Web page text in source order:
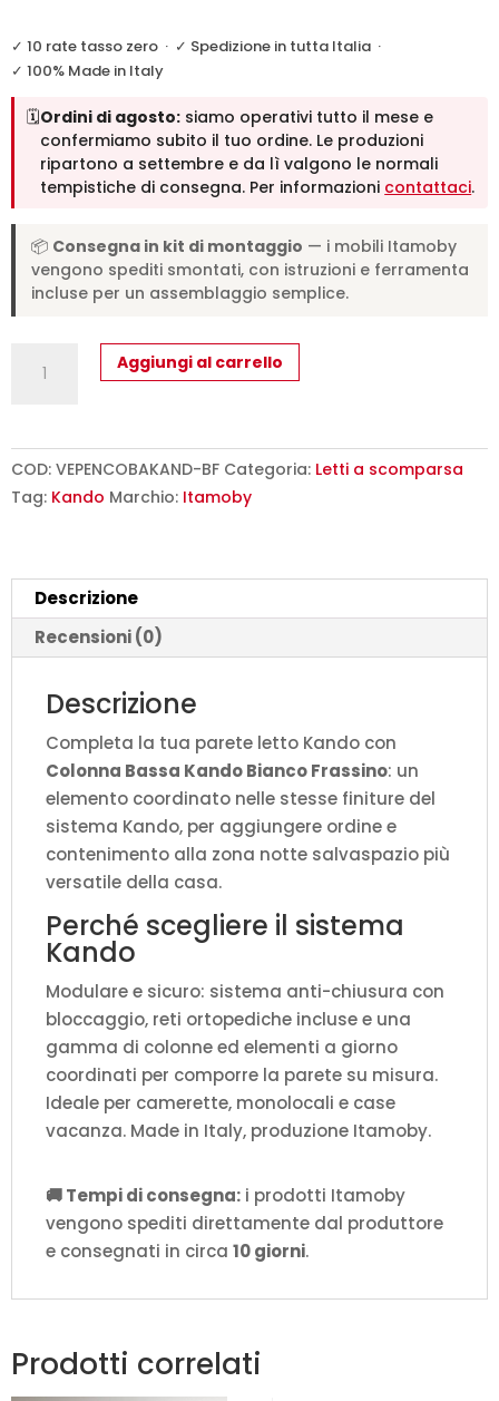
✓ 10 rate tasso zero · ✓ Spedizione in tutta Italia ·
✓ 100% Made in Italy
🗓️Ordini di agosto: siamo operativi tutto il mese e
confermiamo subito il tuo ordine. Le produzioni
ripartono a settembre e da lì valgono le normali
tempistiche di consegna. Per informazioni contattaci.
📦 Consegna in kit di montaggio — i mobili Itamoby
vengono spediti smontati, con istruzioni e ferramenta
incluse per un assemblaggio semplice.
Bassa
Frassino
L.
H.97
cm
quantità
Aggiungi al carrello
COD: VEPENCOBAKAND-BF Categoria: Letti a scomparsa
Tag: Kando Marchio: Itamoby
Descrizione
Recensioni (0)
Descrizione
Completa la tua parete letto Kando con
Colonna Bassa Kando Bianco Frassino: un
elemento coordinato nelle stesse finiture del
sistema Kando, per aggiungere ordine e
contenimento alla zona notte salvaspazio più
versatile della casa.
Perché scegliere il sistema
Kando
Modulare e sicuro: sistema anti-chiusura con
bloccaggio, reti ortopediche incluse e una
gamma di colonne ed elementi a giorno
coordinati per comporre la parete su misura.
Ideale per camerette, monolocali e case
vacanza. Made in Italy, produzione Itamoby.
🚚 Tempi di consegna: i prodotti Itamoby
vengono spediti direttamente dal produttore
e consegnati in circa 10 giorni.
Prodotti correlati